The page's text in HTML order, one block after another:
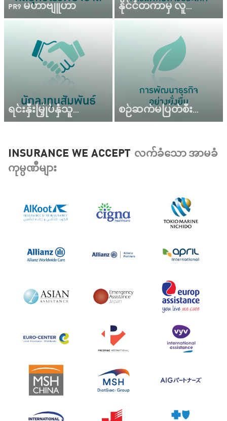
PR9 မဟာဗျူဟာ နိုင်ငံတကာမှ လူနာများအား ဝန်ဆောင်မှုပေးခြင်း
ရင်းနှီးမြှုပ်နှံသူဆက်ဆံရေး စဉ်ဆက်မပြတ်စီးပွားရေးဖွံ့ဖြိုးတိုးတက်မှု
INSURANCE WE ACCEPT လက်ခံသော အာမခံ
ကုမ္ပဏီများ